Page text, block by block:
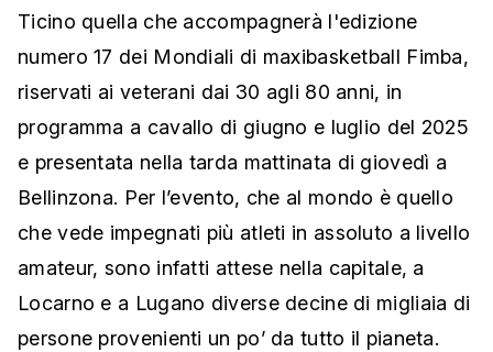
Ticino quella che accompagnerà l'edizione
numero 17 dei Mondiali di maxibasketball Fimba,
riservati ai veterani dai 30 agli 80 anni, in
programma a cavallo di giugno e luglio del 2025
e presentata nella tarda mattinata di giovedì a
Bellinzona. Per l’evento, che al mondo è quello
che vede impegnati più atleti in assoluto a livello
amateur, sono infatti attese nella capitale, a
Locarno e a Lugano diverse decine di migliaia di
persone provenienti un po’ da tutto il pianeta.